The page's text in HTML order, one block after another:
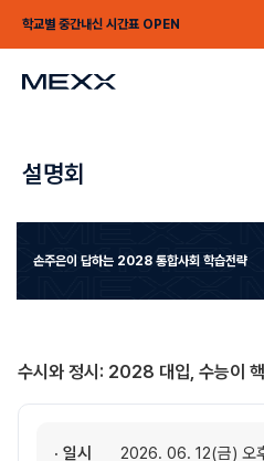
학교별 중간내신 시간표 OPEN
설명회
손주은이 답하는 2028 통합사회 학습전략
수시와 정시: 2028 대입, 수능이
· 일시
2026. 06. 12(금) 오